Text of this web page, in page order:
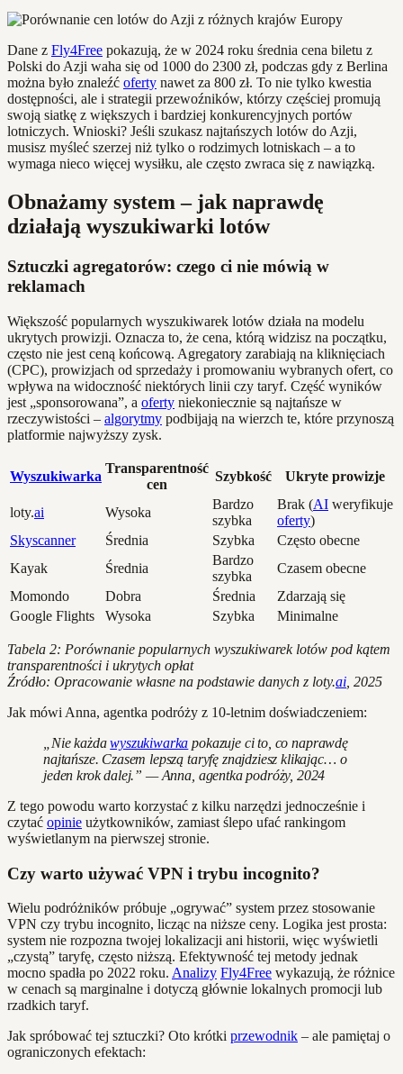
Dane z Fly4Free pokazują, że w 2024 roku średnia cena biletu z
Polski do Azji waha się od 1000 do 2300 zł, podczas gdy z Berlina
można było znaleźć oferty nawet za 800 zł. To nie tylko kwestia
dostępności, ale i strategii przewoźników, którzy częściej promują
swoją siatkę z większych i bardziej konkurencyjnych portów
lotniczych. Wnioski? Jeśli szukasz najtańszych lotów do Azji,
musisz myśleć szerzej niż tylko o rodzimych lotniskach – a to
wymaga nieco więcej wysiłku, ale często zwraca się z nawiązką.
Obnażamy system – jak naprawdę
działają wyszukiwarki lotów
Sztuczki agregatorów: czego ci nie mówią w
reklamach
Większość popularnych wyszukiwarek lotów działa na modelu
ukrytych prowizji. Oznacza to, że cena, którą widzisz na początku,
często nie jest ceną końcową. Agregatory zarabiają na kliknięciach
(CPC), prowizjach od sprzedaży i promowaniu wybranych ofert, co
wpływa na widoczność niektórych linii czy taryf. Część wyników
jest „sponsorowana”, a oferty niekoniecznie są najtańsze w
rzeczywistości – algorytmy podbijają na wierzch te, które przynoszą
platformie najwyższy zysk.
Wyszukiwarka
Transparentność
cen
Szybkość Ukryte prowizje
loty.ai Wysoka
Bardzo
szybka
Brak (AI weryfikuje
oferty)
Skyscanner
Średnia Szybka
Często obecne
Kayak
Średnia
Bardzo
szybka
Czasem obecne
Momondo
Dobra Średnia
Zdarzają się
Google Flights
Wysoka Szybka Minimalne
Tabela 2: Porównanie popularnych wyszukiwarek lotów pod kątem
transparentności i ukrytych opłat
Źródło: Opracowanie własne na podstawie danych z loty.ai , 2025
Jak mówi Anna, agentka podróży z 10-letnim doświadczeniem:
„Nie każdawyszukiwarka pokazuje ci to, co naprawdę
najtańsze. Czasem lepszą taryfę znajdziesz klikając… o
jeden krok dalej.” — Anna, agentka podróży, 2024
Z tego powodu warto korzystać z kilku narzędzi jednocześnie i
czytać opinie użytkowników, zamiast ślepo ufać rankingom
wyświetlanym na pierwszej stronie.
Czy warto używać VPN i trybu incognito?
Wielu podróżników próbuje „ogrywać” system przez stosowanie
VPN czy trybu incognito, licząc na niższe ceny. Logika jest prosta:
system nie rozpozna twojej lokalizacji ani historii, więc wyświetli
„czystą” taryfę, często niższą. Efektywność tej metody jednak
mocno spadła po 2022 roku. Analizy Fly4Free wykazują, że różnice
w cenach są marginalne i dotyczą głównie lokalnych promocji lub
rzadkich taryf.
Jak spróbować tej sztuczki? Oto krótki przewodnik – ale pamiętaj o
ograniczonych efektach: